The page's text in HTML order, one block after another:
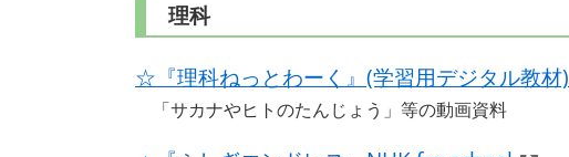
理科
☆『理科ねっとわーく』(学習用デジタル教材)
「サカナやヒトのたんじょう」等の動画資料